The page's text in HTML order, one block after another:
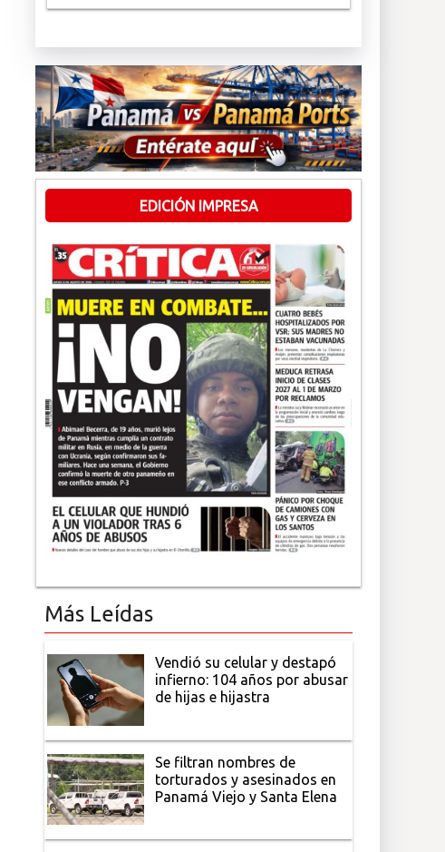
EDICIÓN IMPRESA
Más Leídas
Vendió su celular y destapó
infierno: 104 años por abusar
de hijas e hijastra
Se filtran nombres de
torturados y asesinados en
Panamá Viejo y Santa Elena